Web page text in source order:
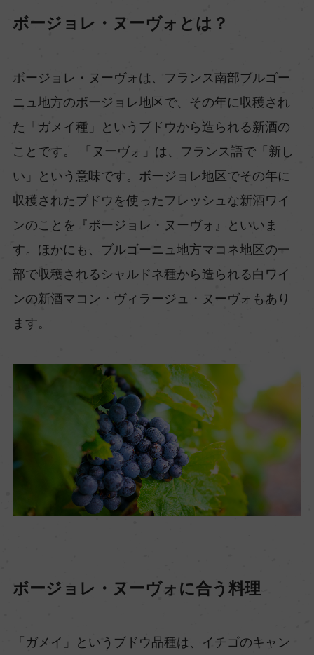
ボージョレ・ヌーヴォとは？
ボージョレ・ヌーヴォは、フランス南部ブルゴー
ニュ地方のボージョレ地区で、その年に収穫され
た「ガメイ種」というブドウから造られる新酒の
ことです。 「ヌーヴォ」は、フランス語で「新し
い」という意味です。ボージョレ地区でその年に
収穫されたブドウを使ったフレッシュな新酒ワイ
ンのことを『ボージョレ・ヌーヴォ』といいま
す。ほかにも、ブルゴーニュ地方マコネ地区の一
部で収穫されるシャルドネ種から造られる白ワイ
ンの新酒マコン・ヴィラージュ・ヌーヴォもあり
ます。
ボージョレ・ヌーヴォに合う料理
「ガメイ」というブドウ品種は、イチゴのキャン